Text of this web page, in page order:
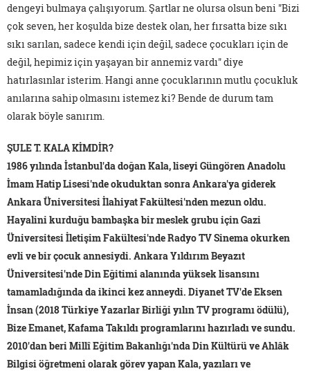
dengeyi bulmaya çalışıyorum. Şartlar ne olursa olsun beni "Bizi
çok seven, her koşulda bize destek olan, her fırsatta bize sıkı
sıkı sarılan, sadece kendi için değil, sadece çocukları için de
değil, hepimiz için yaşayan bir annemiz vardı" diye
hatırlasınlar isterim. Hangi anne çocuklarının mutlu çocukluk
anılarına sahip olmasını istemez ki? Bende de durum tam
olarak böyle sanırım.
ŞULE T. KALA KİMDİR?
1986 yılında İstanbul'da doğan Kala, liseyi Güngören Anadolu
İmam Hatip Lisesi'nde okuduktan sonra Ankara'ya giderek
Ankara Üniversitesi İlahiyat Fakültesi'nden mezun oldu.
Hayalini kurduğu bambaşka bir meslek grubu için Gazi
Üniversitesi İletişim Fakültesi'nde Radyo TV Sinema okurken
evli ve bir çocuk annesiydi. Ankara Yıldırım Beyazıt
Üniversitesi'nde Din Eğitimi alanında yüksek lisansını
tamamladığında da ikinci kez anneydi. Diyanet TV'de Eksen
İnsan (2018 Türkiye Yazarlar Birliği yılın TV programı ödülü),
Bize Emanet, Kafama Takıldı programlarını hazırladı ve sundu.
2010'dan beri Millî Eğitim Bakanlığı'nda Din Kültürü ve Ahlâk
Bilgisi öğretmeni olarak görev yapan Kala, yazıları ve